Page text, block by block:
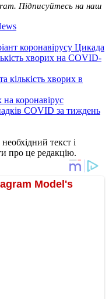
Підписуйтесь на наш
коронавірусу Цикада
хворих на COVID-
кількість хворих в
на коронавірус
COVID за тиждень
текст і
про це редакцію.